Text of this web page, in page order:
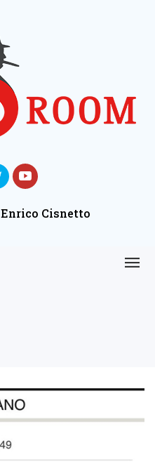
Cisnetto